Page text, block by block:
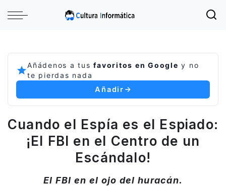
Añádenos a tusfavoritos en Google y no
te pierdas nada
Añadir
Cuando el Espía es el Espiado:
¡El FBI en el Centro de un
Escándalo!
El FBI en el ojo del huracán.